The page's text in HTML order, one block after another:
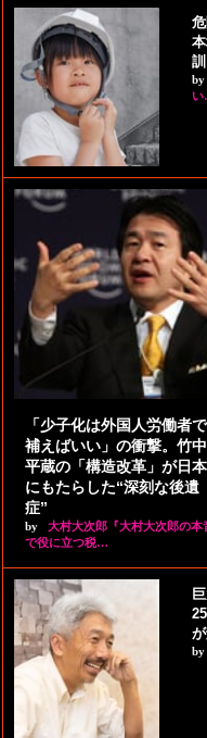
訓
by
「少子化は外国人労働者で
補えばいい」の衝撃。竹中
平蔵の「構造改革」が日本
にもたらした“深刻な後遺
症”
by
大村大次郎『大村大次郎の本
で役に立つ税…
by